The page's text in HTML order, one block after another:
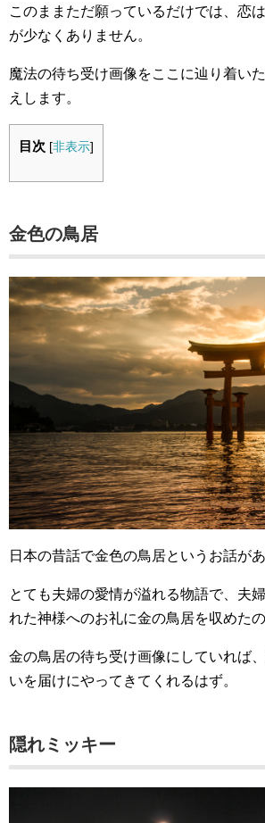
このままただ願っているだけでは、恋
が少なくありません。
魔法の待ち受け画像をここに辿り着い
えします。
目次 [非表示]
金色の鳥居
日本の昔話で金色の鳥居というお話があ
とても夫婦の愛情が溢れる物語で、夫
れた神様へのお礼に金の鳥居を収めたの
金の鳥居の待ち受け画像にしていれば
いを届けにやってきてくれるはず。
隠れミッキー